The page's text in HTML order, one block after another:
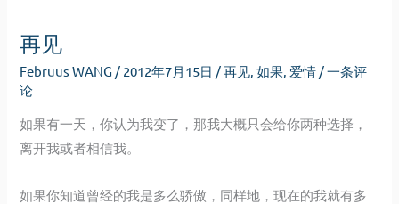
再见
Februus WANG / 2012年7月15日 /再见 ,如果 爱情 /一条评
论
如果有一天，你认为我变了，那我大概只会给你两种选择，
离开我或者相信我。
如果你知道曾经的我是多么骄傲，同样地，现在的我就有多